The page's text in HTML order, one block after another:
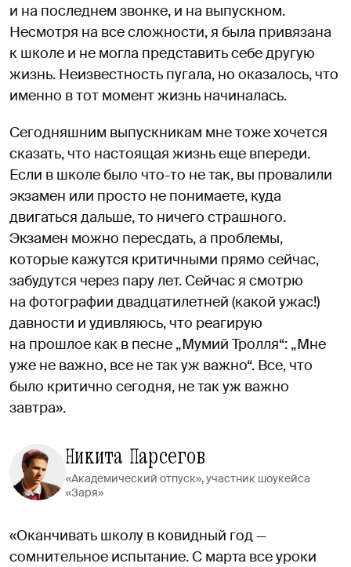
и на последнем звонке, и на выпускном.
Несмотря на все сложности, я была привязана
к школе и не могла представить себе другую
жизнь. Неизвестность пугала, но оказалось, что
именно в тот момент жизнь начиналась.
Сегодняшним выпускникам мне тоже хочется
сказать, что настоящая жизнь еще впереди.
Если в школе было что-то не так, вы провалили
экзамен или просто не понимаете, куда
двигаться дальше, то ничего страшного.
Экзамен можно пересдать, а проблемы,
которые кажутся критичными прямо сейчас,
забудутся через пару лет. Сейчас я смотрю
на фотографии двадцатилетней (какой ужас!)
давности и удивляюсь, что реагирую
на прошлое как в песне „Мумий Тролля“: „Мне
уже не важно, все не так уж важно“. Все, что
было критично сегодня, не так уж важно
завтра».
Никита Парсегов
«Академический отпуск», участник шоукейса
«Заря»
«Оканчивать школу в ковидный год —
сомнительное испытание. С марта все уроки